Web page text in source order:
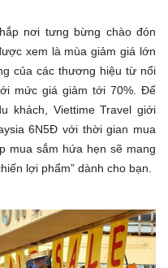
nơi tưng bừng chào đón
xem là mùa giảm giá lớn
của các thương hiệu từ nổi
mức giá giảm tới 70%. Để
khách, Viettime Travel giới
6N5Đ với thời gian mua
mua sắm hứa hẹn sẽ mang
lợi phẩm” dành cho bạn.